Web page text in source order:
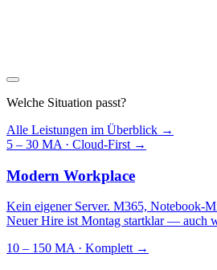
Welche Situation passt?
Alle Leistungen im Überblick →
5 – 30 MA · Cloud-First →
Modern Workplace
Kein eigener Server. M365, Notebook-
Neuer Hire ist Montag startklar — auch
10 – 150 MA · Komplett →